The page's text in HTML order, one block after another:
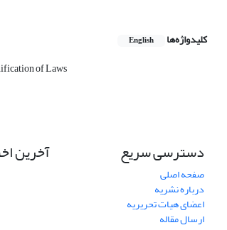
کلیدواژه‌ها English
of Laws
دسترسی سریع
صفحه اصلی
درباره نشریه
اعضای هیات تحریریه
ارسال مقاله
آخرین